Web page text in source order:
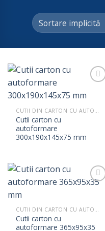
CUTII DIN CARTON CU AUTOFORMARE
Cutii carton cu
autoformare
300x190x145x75 mm
CUTII DIN CARTON CU AUTOFORMARE
Cutii carton cu
autoformare 365x95x35